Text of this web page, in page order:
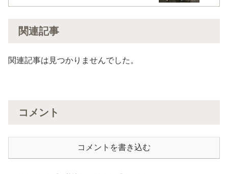
関連記事
関連記事は見つかりませんでした。
コメント
コメントを書き込む